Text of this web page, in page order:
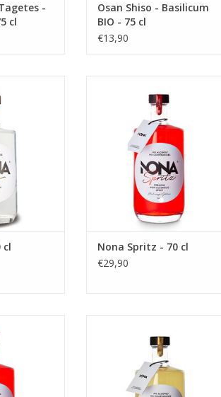
-
cl
Osan Shiso - Basilicum
BIO - 75 cl
€13,90
cl
TOEVOEGEN AAN WINKELWAGEN
Nona Spritz - 70 cl
€29,90
TOEVOEGEN AAN WINKELWAGEN